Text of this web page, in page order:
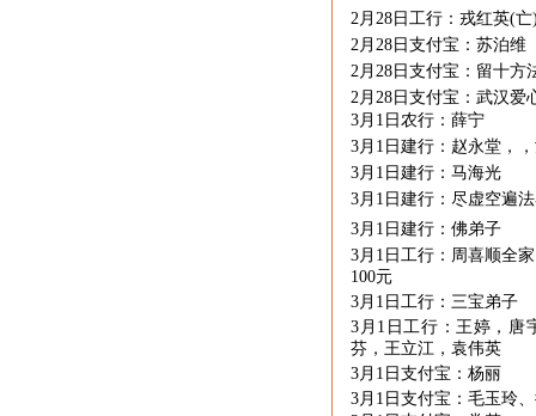
2月 28 日工行：戎红英(亡
2月 28 日支付宝：苏泊维
2月 28 日支付宝：留十方
2月 28 日支付宝：武汉爱
3月 1 日农行：薛宁
3月 1 日建行：赵永堂，
3月 1 日建行：马海光
3月 1 日建行：尽虚空遍
3月 1 日建行：佛弟子
3月 1 日工行：周喜顺全家
100元
3月 1 日工行：三宝弟子
3月 1 日工行：王婷，唐
芬，王立江，袁伟英
3月 1 日支付宝：杨丽
3月 1 日支付宝：毛玉玲